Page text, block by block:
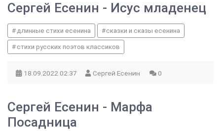
Сергей Есенин - Исус младенец
длинные стихи есенина сказки и сказы есенина
стихи русских поэтов классиков
18.09.2022 02:37 Сергей Есенин 0
Сергей Есенин - Марфа
Посадница